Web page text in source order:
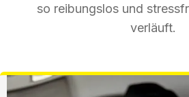
so reibungslos und
verläuft.